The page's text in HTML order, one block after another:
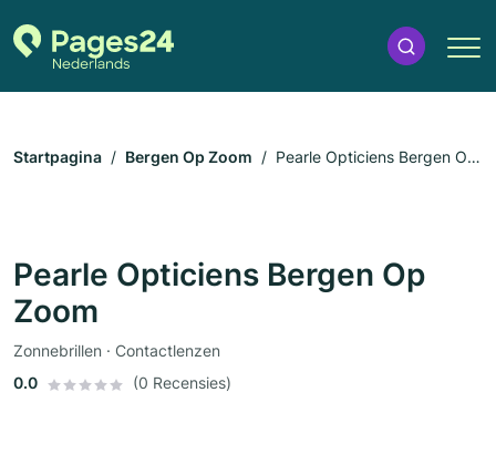
Startpagina Bergen Op Zoom
Pearle Opticiens Bergen Op
Pearle Opticiens Bergen Op
Zoom
Zonnebrillen · Contactlenzen
0.0
(0 Recensies)